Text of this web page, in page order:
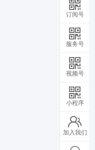
订阅号
服务号
视频号
小程序
加入我们